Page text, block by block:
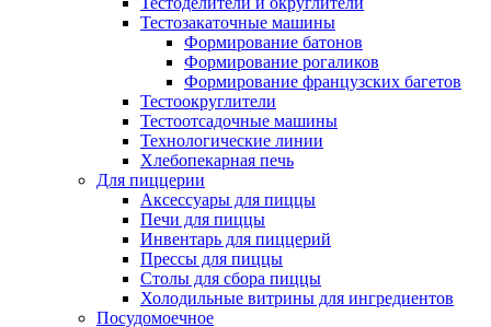
Тестозакаточные машины
Формирование батонов
Формирование рогаликов
Формирование французских багетов
Тестоокруглители
Тестоотсадочные машины
Технологические линии
Хлебопекарная печь
Для пиццерии
Аксессуары для пиццы
Печи для пиццы
Инвентарь для пиццерий
Прессы для пиццы
Столы для сбора пиццы
Холодильные витрины для ингредиентов
Посудомоечное